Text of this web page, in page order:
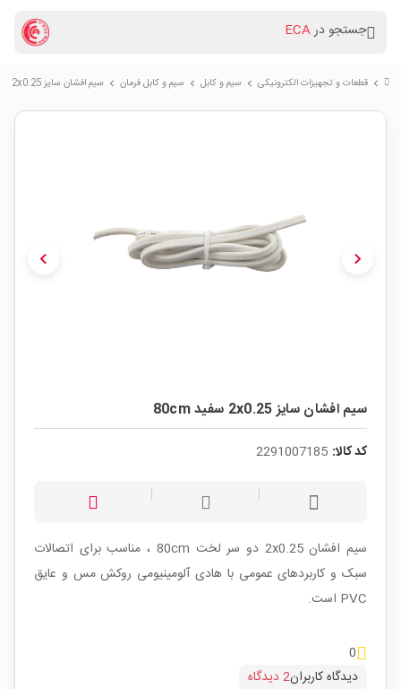
جستجو درECA
chevron_right قطعات و تجهیزات الکترونیکی chevron_right سیم و کابل chevron_right سیم و کابل فرمان chevron_right سیم افشان سایز 2x0.25 سفید 80cm
chevron_left chevron_right
سیم افشان سایز 2x0.25 سفید 80cm
کد کالا: 2291007185
سیم افشان 2x0.25 دو سر لخت 80cm ، مناسب برای اتصالات
سبک و کاربردهای عمومی با هادی آلومینیومی روکش مس و عایق
PVC است.
0
دیدگاه کاربران2 دیدگاه